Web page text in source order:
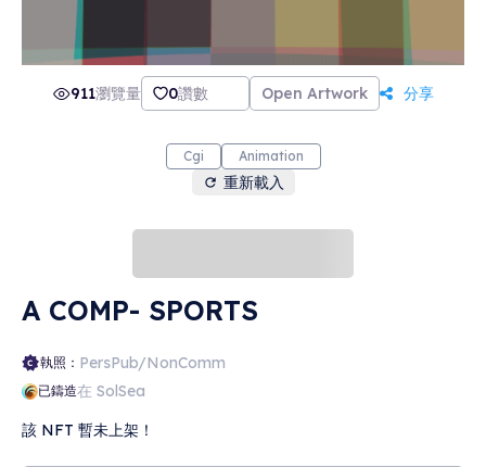
911瀏覽量 0讚數 Open Artwork 分享
Cgi Animation
重新載入
A COMP- SPORTS
執照： PersPub/NonComm
已鑄造在 SolSea
該 NFT 暫未上架！